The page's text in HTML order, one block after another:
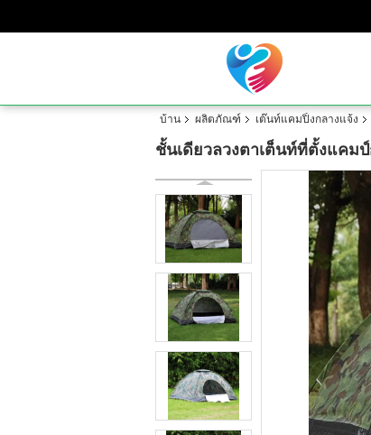
บ้าน ผลิตภัณฑ์ เต๊นท์แคมปิ้งกลางแจ้ง
ชั้นเดียวลวงตาเต็นท์ที่ตั้งแคม